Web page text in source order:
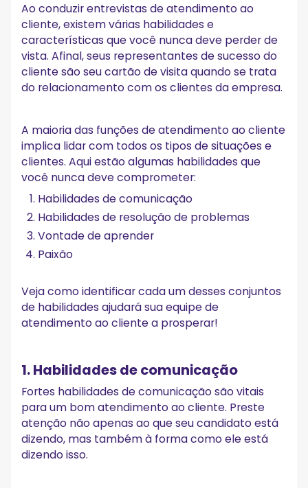
Ao conduzir entrevistas de atendimento ao
cliente, existem várias habilidades e
características que você nunca deve perder de
vista. Afinal, seus representantes de sucesso do
cliente são seu cartão de visita quando se trata
do relacionamento com os clientes da empresa.
A maioria das funções de atendimento ao cliente
implica lidar com todos os tipos de situações e
clientes. Aqui estão algumas habilidades que
você nunca deve comprometer:
Habilidades de comunicação
Habilidades de resolução de problemas
Vontade de aprender
Paixão
Veja como identificar cada um desses conjuntos
de habilidades ajudará sua equipe de
atendimento ao cliente a prosperar!
1. Habilidades de comunicação
Fortes habilidades de comunicação são vitais
para um bom atendimento ao cliente. Preste
atenção não apenas ao que seu candidato está
dizendo, mas também à forma como ele está
dizendo isso.